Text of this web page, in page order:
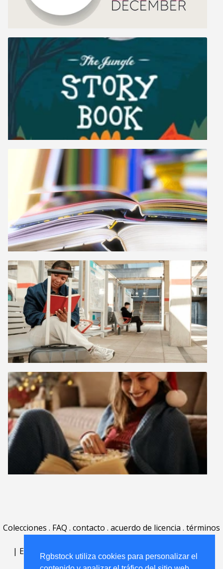
Rgbstock utiliza cookies para personalizar el
Colecciones . FAQ . contacto . acuerdo de licencia . términos
| English | Deutsch| Español Português
Nederlands|